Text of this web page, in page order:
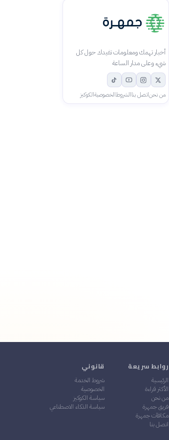
أخبار تهمك ومعلومات تفيدك حول كل
شيء وعلى مدار الساعة
من نحناتصل بناالشروطالخصوصيةالكوكيز
روابط سريعة
الرئيسية
الأكثر قراءة
من نحن
فريق جمهرة
مكافآت جمهرة
اتصل بنا
قانوني
شروط الخدمة
الخصوصية
سياسة الكوكيز
سياسة الذكاء الاصطناعي